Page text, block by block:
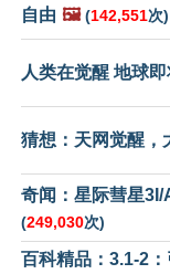
自由 🖼️ (142,551次)
人类在觉醒 地球
猜想：天网觉醒，
奇闻：星际彗星
(249,030次)
百科精品：3.1-2